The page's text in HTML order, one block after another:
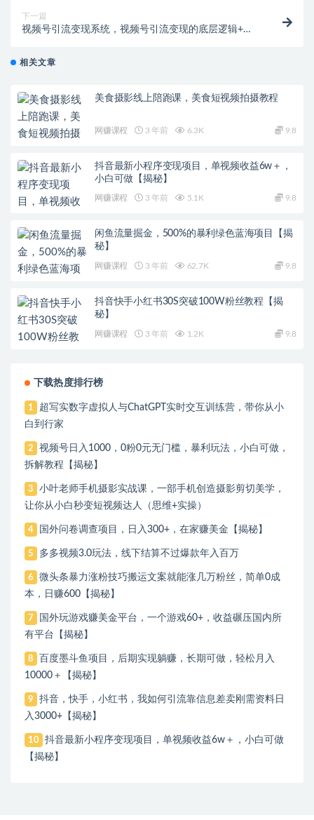
下一篇
视频号引流变现系统，视频号引流变现的底层逻辑+人
相关文章
美食摄影线上陪跑课，美食短视频拍摄教程
网赚课程 3 年前 6.3K 9.8
抖音最新小程序变现项目，单视频收益6w＋，
小白可做【揭秘】
网赚课程 3 年前 5.1K 9.8
闲鱼流量掘金，500%的暴利绿色蓝海项目【揭
秘】
网赚课程 3 年前 62.7K 9.8
抖音快手小红书30S突破100W粉丝教程【揭
秘】
网赚课程 3 年前 1.2K 9.8
下载热度排行榜
1
超写实数字虚拟人与ChatGPT实时交互训练营，带你从小
白到行家
2
视频号日入1000，0粉0元无门槛，暴利玩法，小白可做，
拆解教程【揭秘】
3
小叶老师手机摄影实战课，一部手机创造摄影剪切美学，
让你从小白秒变短视频达人（思维+实操）
4 国外问卷调查项目，日入300+，在家赚美金【揭秘】
5 多多视频3.0玩法，线下结算不过爆款年入百万
6
微头条暴力涨粉技巧搬运文案就能涨几万粉丝，简单0成
本，日赚600【揭秘】
7
国外玩游戏赚美金平台，一个游戏60+，收益碾压国内所
有平台【揭秘】
8
百度墨斗鱼项目，后期实现躺赚，长期可做，轻松月入
10000＋【揭秘】
9
抖音，快手，小红书，我如何引流靠信息差卖刚需资料日
入3000+【揭秘】
10
抖音最新小程序变现项目，单视频收益6w＋，小白可做
【揭秘】